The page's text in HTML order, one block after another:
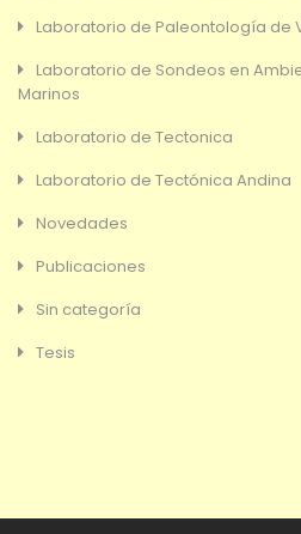
Laboratorio de Paleontología de
Laboratorio de Sondeos en
Marinos
Laboratorio de Tectonica
Laboratorio de Tectónica Andina
Novedades
Publicaciones
Sin categoría
Tesis